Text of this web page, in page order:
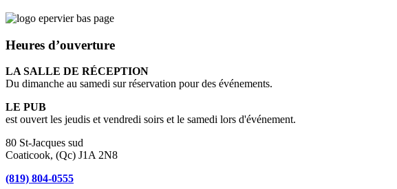
Heures d’ouverture
LA SALLE DE RÉCEPTION
Du dimanche au samedi sur réservation pour des événements.
LE PUB
est ouvert les jeudis et vendredi soirs et le samedi lors d'événement.
80 St-Jacques sud
Coaticook, (Qc) J1A 2N8
(819) 804-0555